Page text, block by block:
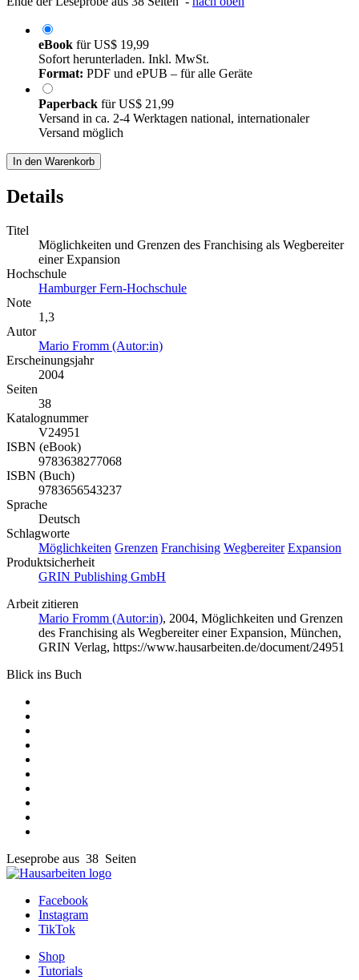
eBook fürUS$ 19,99
Sofort herunterladen. Inkl. MwSt.
Format: PDF und ePUB – für alle Geräte
Paperback fürUS$ 21,99
Versand in ca. 2-4 Werktagen national, internationaler
Versand möglich
In den Warenkorb
Details
Titel
Möglichkeiten und Grenzen des Franchising als Wegbereiter
einer Expansion
Hochschule
Hamburger Fern-Hochschule
Note
1,3
Autor
Mario Fromm (Autor:in)
Erscheinungsjahr
2004
Seiten
38
Katalognummer
V24951
ISBN (eBook)
9783638277068
ISBN (Buch)
9783656543237
Sprache
Deutsch
Schlagworte
Möglichkeiten Grenzen Franchising Wegbereiter Expansion
Produktsicherheit
GRIN Publishing GmbH
Arbeit zitieren
Mario Fromm (Autor:in), 2004, Möglichkeiten und Grenzen
des Franchising als Wegbereiter einer Expansion, München,
GRIN Verlag, https://www.hausarbeiten.de/document/24951
Blick ins Buch
Leseprobe aus 38 Seiten
Facebook
Instagram
TikTok
Shop
Tutorials